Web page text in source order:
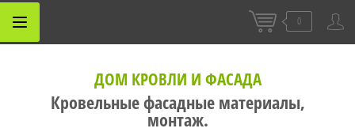
0
ДОМ КРОВЛИ И ФАСАДА
Кровельные фасадные материалы,
монтаж.